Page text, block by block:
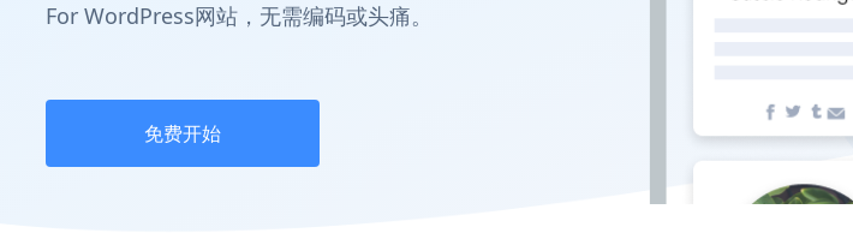
For WordPress网站，无需编码或头痛。
免费开始